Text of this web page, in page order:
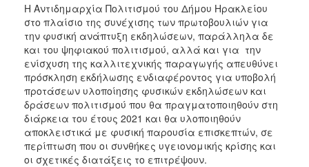
Η Αντιδημαρχία Πολιτισμού του Δήμου Ηρακλείου
στο πλαίσιο της συνέχισης των πρωτοβουλιών για
την φυσική ανάπτυξη εκδηλώσεων, παράλληλα δε
και του ψηφιακού πολιτισμού, αλλά και για την
ενίσχυση της καλλιτεχνικής παραγωγής απευθύνει
πρόσκληση εκδήλωσης ενδιαφέροντος για υποβολή
προτάσεων υλοποίησης φυσικών εκδηλώσεων και
δράσεων πολιτισμού που θα πραγματοποιηθούν στη
διάρκεια του έτους 2021 και θα υλοποιηθούν
αποκλειστικά με φυσική παρουσία επισκεπτών, σε
περίπτωση που οι συνθήκες υγειονομικής κρίσης και
οι σχετικές διατάξεις το επιτρέψουν.